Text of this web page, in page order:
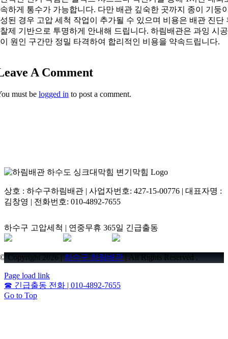
하게 통수가 가능합니다. 다만 배관 깊숙한 곳까지 종이 기둥
된 경우 고압 세척 작업이 추가될 수 있으며 비용은 배관 진단
제 기반으로 투명하게 안내해 드립니다. 하림배관은 과잉 시공
원인 구간만 정밀 타격하여 합리적인 비용을 약속드립니다.
A Comment
must be logged in to post a comment.
상호 : 하수구하림배관 | 사업자번호: 427-15-00776 | 대표자명 :
김창영 | 전화번호: 010-4892-7655
하수구 고압세척 | 연중무휴 365일 긴급출동
© Copyright 2026 |하수구 하림배관 | All Rights Reserved .
Page load link
☎ 긴급출동 전화 | 010-4892-7655
Go to Top